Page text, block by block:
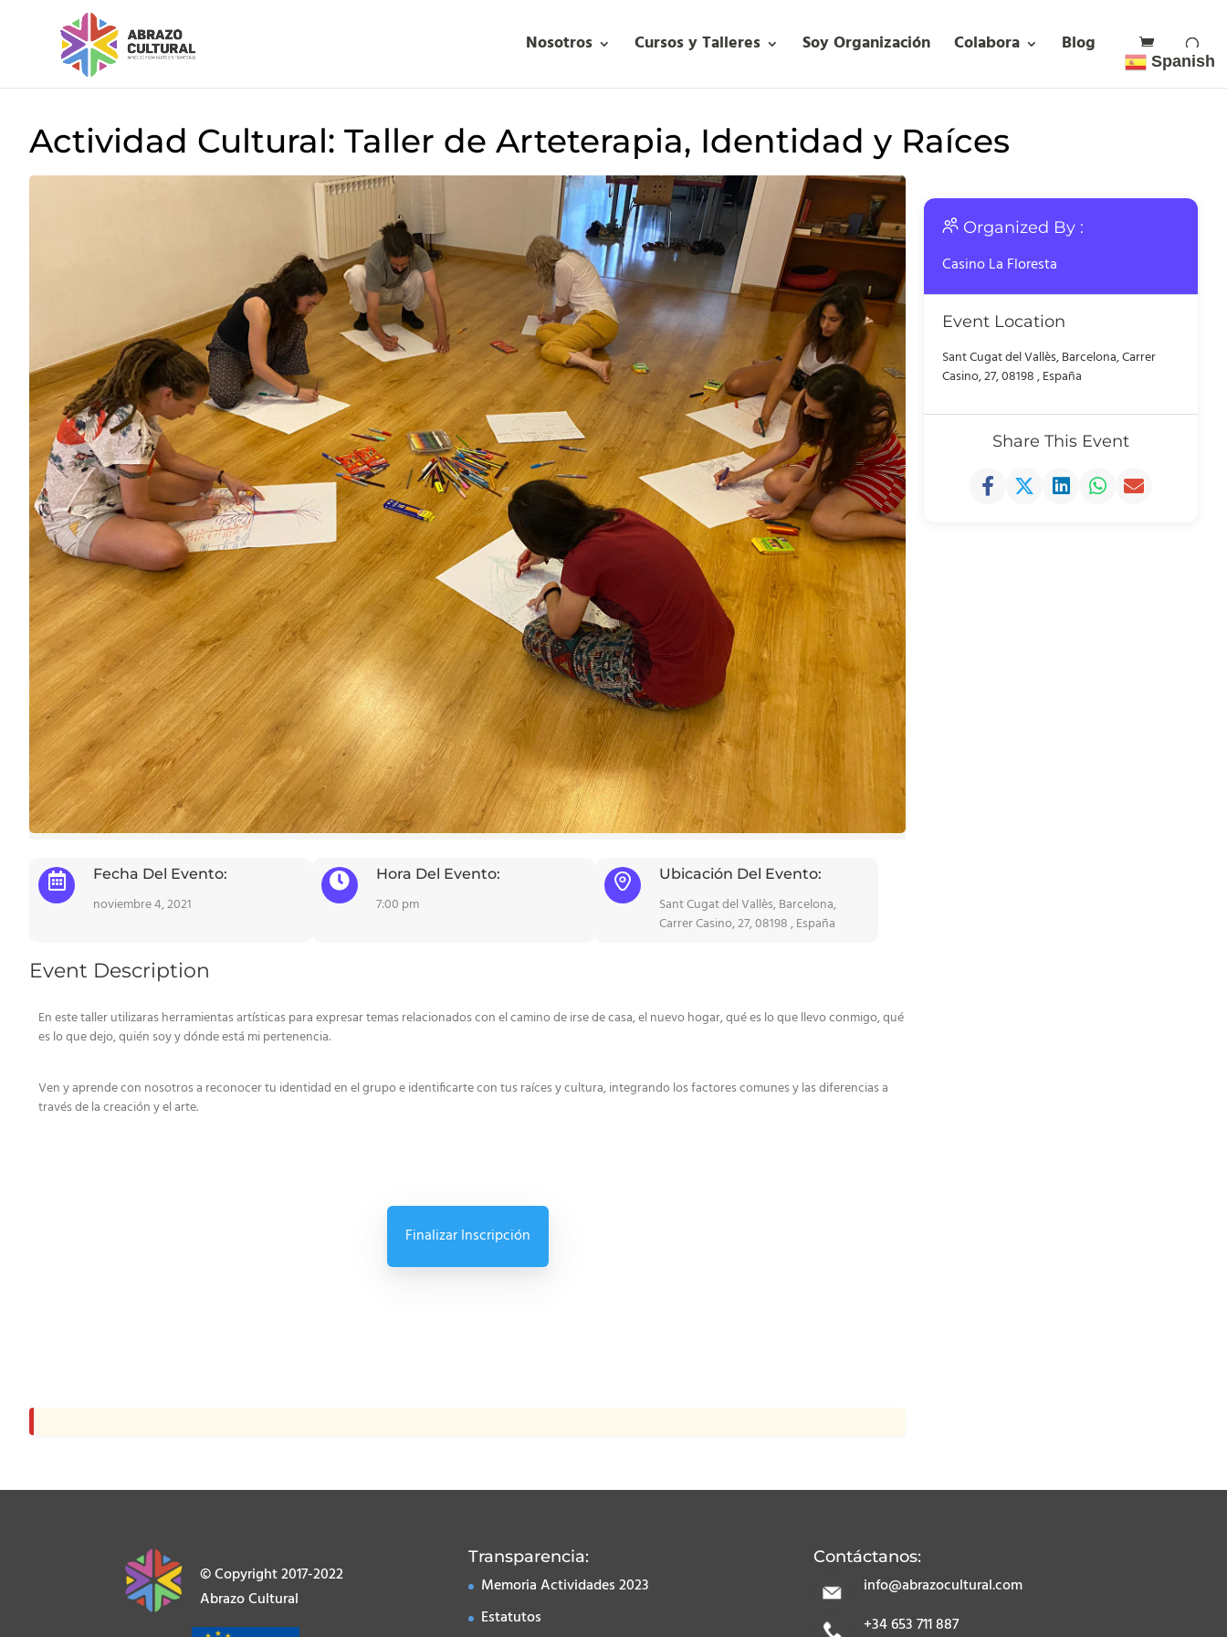
Nosotros Cursos y Talleres Soy Organización Colabora Blog
Spanish
Actividad Cultural: Taller de Arteterapia, Identidad y Raíces
Fecha Del Evento:
noviembre 4, 2021
Hora Del Evento:
7:00 pm
Ubicación Del Evento:
Sant Cugat del Vallès, Barcelona,
Carrer Casino, 27, 08198 , España
Event Description
En este taller utilizaras herramientas artísticas para expresar temas relacionados con el camino de irse de casa, el nuevo hogar, qué es lo que llevo conmigo, qué
es lo que dejo, quién soy y dónde está mi pertenencia.
Ven y aprende con nosotros a reconocer tu identidad en el grupo e identificarte con tus raíces y cultura, integrando los factores comunes y las diferencias a
través de la creación y el arte.
Finalizar Inscripción
Organized By :
Casino La Floresta
Event Location
Sant Cugat del Vallès, Barcelona, Carrer
Casino, 27, 08198 , España
Share This Event
© Copyright 2017-2022
Abrazo Cultural
Transparencia:
Memoria Actividades 2023
Estatutos
Contáctanos:
info@abrazocultural.com
+34 653 711 887